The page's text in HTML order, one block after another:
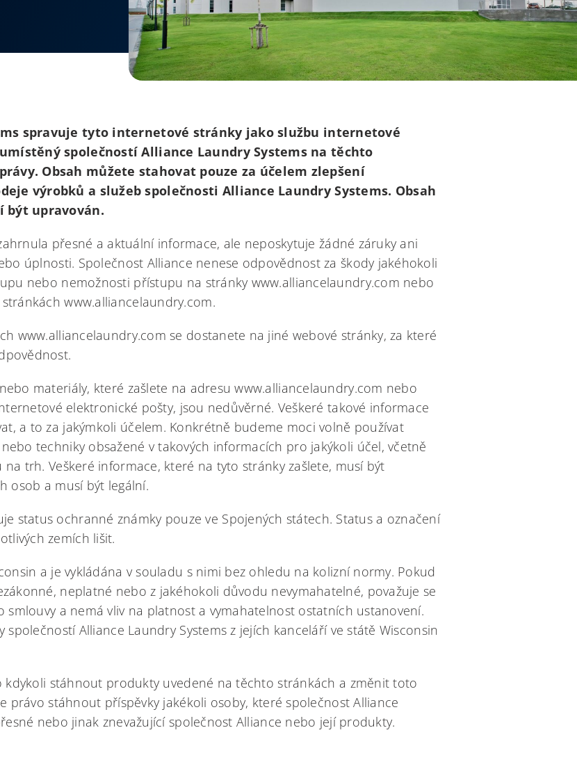
spravuje tyto internetové stránky jako službu internetové
společností Alliance Laundry Systems na těchto
Obsah můžete stahovat pouze za účelem zlepšení
výrobků a služeb společnosti Alliance Laundry Systems. Obsah
být upravován.
přesné a aktuální informace, ale neposkytuje žádné záruky ani
úplnosti. Společnost Alliance nenese odpovědnost za škody jakéhokoli
nebo nemožnosti přístupu na stránky www.alliancelaundry.com nebo
www.alliancelaundry.com.
www.alliancelaundry.com se dostanete na jiné webové stránky, za které
materiály, které zašlete na adresu www.alliancelaundry.com nebo
elektronické pošty, jsou nedůvěrné. Veškeré takové informace
a to za jakýmkoli účelem. Konkrétně budeme moci volně používat
techniky obsažené v takových informacích pro jakýkoli účel, včetně
trh. Veškeré informace, které na tyto stránky zašlete, musí být
osob a musí být legální.
status ochranné známky pouze ve Spojených státech. Status a označení
zemích lišit.
a je vykládána v souladu s nimi bez ohledu na kolizní normy. Pokud
neplatné nebo z jakéhokoli důvodu nevymahatelné, považuje se
a nemá vliv na platnost a vymahatelnost ostatních ustanovení.
Alliance Laundry Systems z jejích kanceláří ve státě Wisconsin
kdykoli stáhnout produkty uvedené na těchto stránkách a změnit toto
právo stáhnout příspěvky jakékoli osoby, které společnost Alliance
nebo jinak znevažující společnost Alliance nebo její produkty.